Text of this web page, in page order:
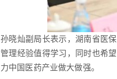
孙晓灿副局长表示，湖南省医
管理经验值得学习，同时也希
力中国医药产业做大做强。